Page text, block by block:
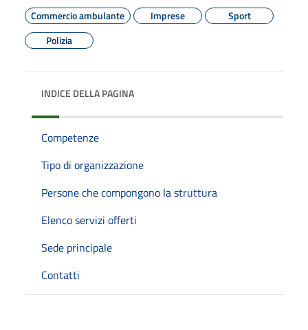
Commercio ambulante
Imprese
Sport
Polizia
INDICE DELLA PAGINA
Competenze
Tipo di organizzazione
Persone che compongono la struttura
Elenco servizi offerti
Sede principale
Contatti